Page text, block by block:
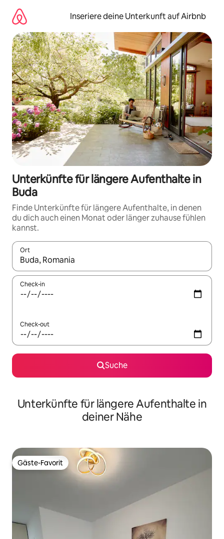
Inhalten
springen
Inseriere deine Unterkunft auf Airbnb
Unterkünfte für längere Aufenthalte in
Buda
Finde Unterkünfte für längere Aufenthalte, in denen
du dich auch einen Monat oder länger zuhause fühlen
kannst.
Ort
Wenn Ergebnisse verfügbar sind, navigiere mit den
Check-in
Check-out
Suche
Unterkünfte für längere Aufenthalte in
deiner Nähe
Gäste-Favorit
Gäste-Favorit